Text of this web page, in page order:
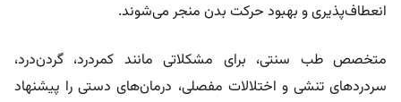
انعطاف‌پذیری و بهبود حرکت بدن منجر می‌شوند.
متخصص طب سنتی، برای مشکلاتی مانند کمردرد، گردن‌درد،
سردردهای تنشی و اختلالات مفصلی، درمان‌های دستی را پیشنهاد